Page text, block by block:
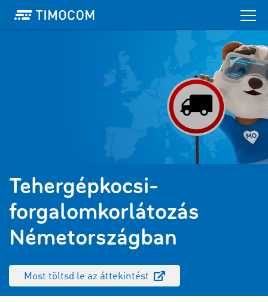
Tehergépkocsi-
forgalomkorlátozás
Németországban
Most töltsd le az áttekintést